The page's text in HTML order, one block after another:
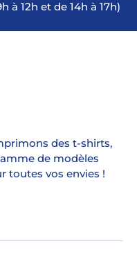
à 12h et de 14h à 17h)
des t-shirts,
de modèles
toutes vos envies !